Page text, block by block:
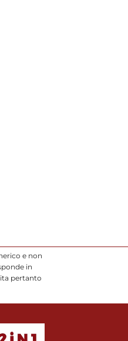
e non
in
pertanto